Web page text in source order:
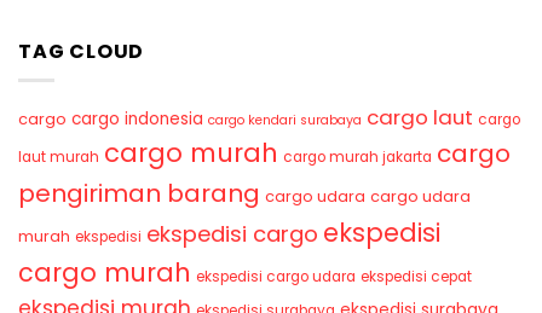
TAG CLOUD
cargo cargo indonesia cargo kendari surabaya cargo laut cargo
laut murah cargo murah cargo murah jakarta cargo
pengiriman barang cargo udara cargo udara
murah ekspedisi ekspedisi cargo ekspedisi
cargo murah ekspedisi cargo udara ekspedisi cepat